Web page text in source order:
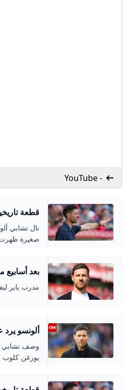
- YouTube
قطعة
أسطوري! العربية GOAL.COM
نال تشابي
صغيرة ظهرت
بعد أسابيع
القضائية! العربية GOAL.COM
مدرب باير
ألونسو يرد
وصف تشابي
يورغن كلوب